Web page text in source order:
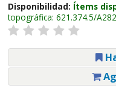
Disponibilidad: Ítems
topográfica: 621.374.5/